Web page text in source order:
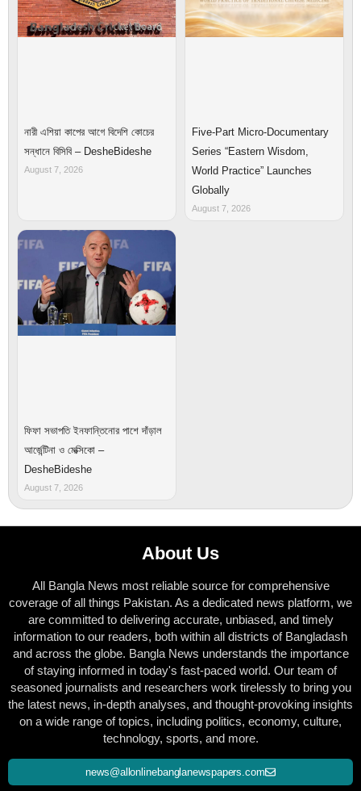
নারী এশিয়া কাপের আগে বিদেশি কোচের
সন্ধানে বিসিবি – DesheBideshe
August 7, 2026
Five-Part Micro-Documentary
Series “Eastern Wisdom,
World Practice” Launches
Globally
August 7, 2026
ফিফা সভাপতি ইনফান্তিনোর পাশে দাঁড়াল
আর্জেন্টিনা ও মেক্সিকো –
DesheBideshe
August 7, 2026
About Us
All Bangla News most reliable source for comprehensive
coverage of all things Pakistan. As a dedicated news platform, we
are committed to delivering accurate, unbiased, and timely
information to our readers, both within all districts of Bangladash
and across the globe. Bangla News understands the importance
of staying informed in today's fast-paced world. Our team of
seasoned journalists and researchers work tirelessly to bring you
the latest news, in-depth analyses, and thought-provoking insights
on a wide range of topics, including politics, economy, culture,
technology, sports, and more.
news@allonlinebanglanewspapers.com